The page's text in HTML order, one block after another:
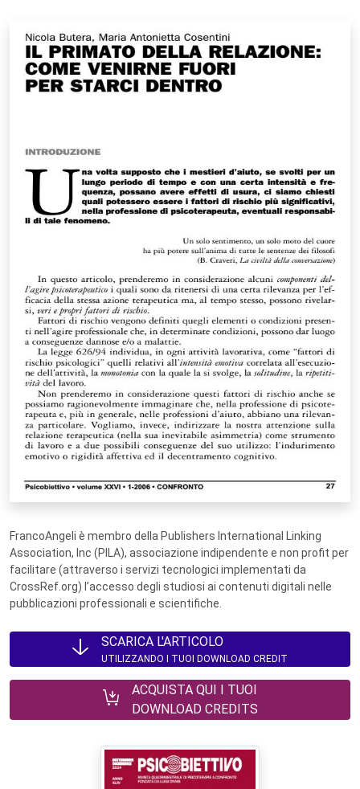
FrancoAngeli è membro della Publishers International Linking
Association, Inc (PILA), associazione indipendente e non profit per
facilitare (attraverso i servizi tecnologici implementati da
CrossRef.org) l’accesso degli studiosi ai contenuti digitali nelle
pubblicazioni professionali e scientifiche.
SCARICA L'ARTICOLO
UTILIZZANDO I TUOI DOWNLOAD CREDIT
ACQUISTA QUI I TUOI
DOWNLOAD CREDITS